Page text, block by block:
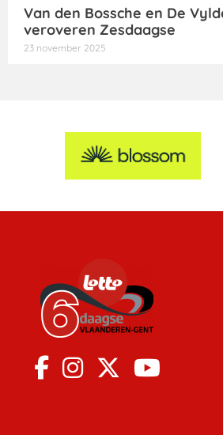
Van den Bossche en De
veroveren Zesdaagse
23 november 2025